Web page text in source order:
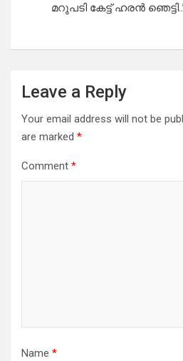
മറുപടി കേട്ട് ഹരൻ
Leave a Reply
Your email address will not be
are marked *
Comment *
Name *